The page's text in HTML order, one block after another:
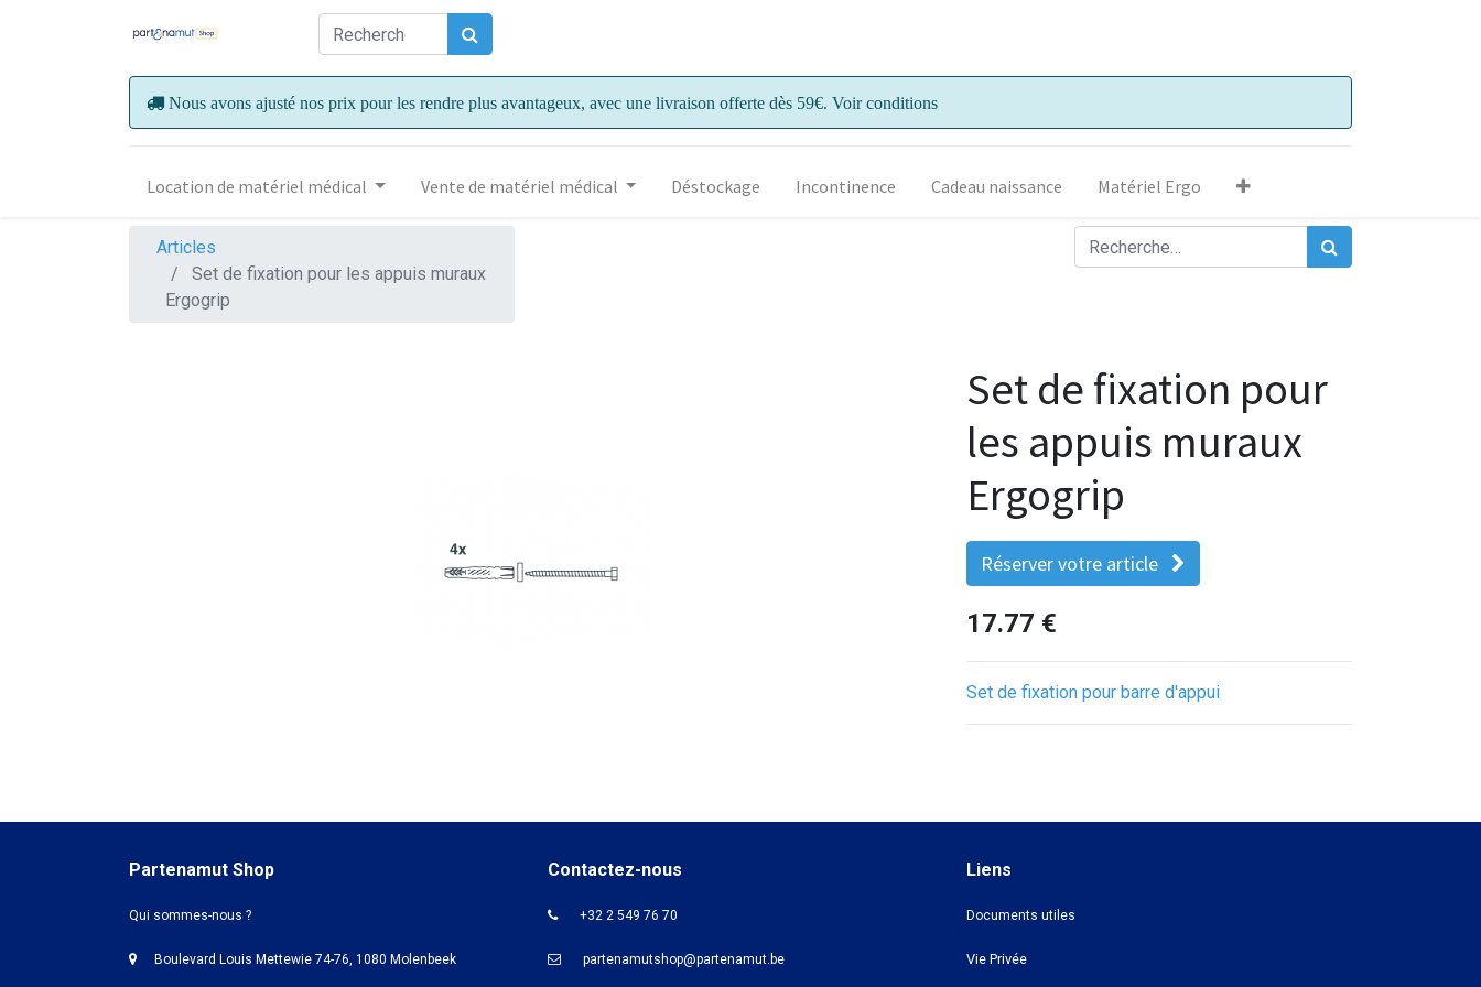
Nous avons ajusté nos prix pour les rendre plus avantageux, avec une livraison offerte dès 59€. Voir conditions
Location de matériel médical Vente de matériel médical Déstockage Incontinence Cadeau naissance Matériel Ergo
Articles
Set de fixation pour les appuis muraux
Ergogrip
Set de fixation pour
les appuis muraux
Ergogrip
Réserver votre article
17.77 €
Set de fixation pour barre d'appui
Partenamut Shop
Qui sommes-nous ?
Boulevard Louis Mettewie 74-76, 1080 Molenbeek
Contactez-nous
+32 2 549 76 70
partenamutshop@partenamut.be
Liens
Documents utiles
Vie Privée